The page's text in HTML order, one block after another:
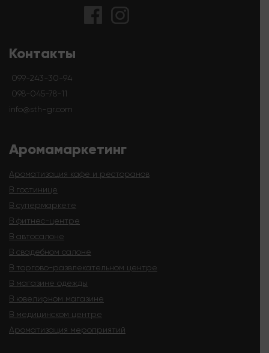
Контакты
099-243-30-94
098-045-78-11
info@sth-gr.com
Аромамаркетинг
Ароматизация кафе и ресторанов
В гостинице
В супермаркете
В фитнес-центре
В автосалоне
В свадебном салоне
В торгово-развлекательном центре
В магазине одежды
В ювелирном магазине
В медицинском центре
Ароматизация мероприятий